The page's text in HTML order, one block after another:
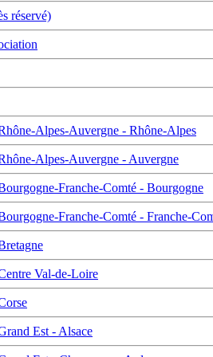
réservé)
Alpes-Auvergne - Rhône-Alpes
Alpes-Auvergne - Auvergne
Franche-Comté - Bourgogne
Franche-Comté - Franche-
Val-de-Loire
Est - Alsace